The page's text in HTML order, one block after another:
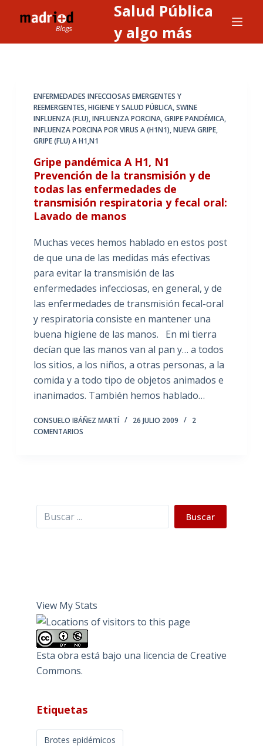
l
Salud Pública
y algo más
ENFERMEDADES INFECCIOSAS EMERGENTES Y
REEMERGENTES,HIGIENE Y SALUD PÚBLICA,SWINE
INFLUENZA (FLU), INFLUENZA PORCINA, GRIPE PANDÉMICA,
INFLUENZA PORCINA POR VIRUS A (H1N1), NUEVA GRIPE,
GRIPE (FLU) A H1,N1
Gripe pandémica A H1, N1
Prevención de la transmisión y de
todas las enfermedades de
transmisión respiratoria y fecal oral:
Lavado de manos
Muchas veces hemos hablado en estos post
de que una de las medidas más efectivas
para evitar la transmisión de las
enfermedades infecciosas, en general, y de
las enfermedades de transmisión fecal-oral
y respiratoria consiste en mantener una
buena higiene de las manos. En mi tierra
decían que las manos van al pan y… a todos
los sitios, a los niños, a otras personas, a la
comida y a todo tipo de objetos animados e
inanimados. También hemos hablado…
CONSUELO IBÁÑEZ MARTÍ 26 JULIO 2009
2
COMENTARIOS
Buscar Buscar
View My Stats
Esta obra está bajo una licencia de Creative
Commons.
Etiquetas
Brotes epidémicos